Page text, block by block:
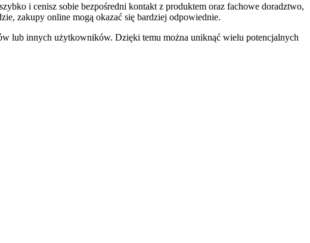
i cenisz sobie bezpośredni kontakt z produktem oraz fachowe doradztwo,
zakupy online mogą okazać się bardziej odpowiednie.
lub innych użytkowników. Dzięki temu można uniknąć wielu potencjalnych